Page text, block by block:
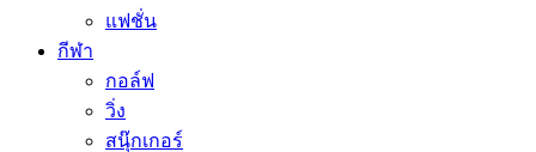
แฟชั่น
กีฬา
กอล์ฟ
วิ่ง
สนุ๊กเกอร์